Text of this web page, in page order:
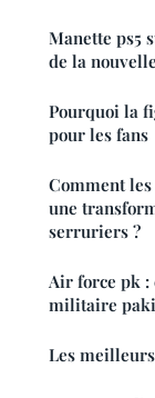
Manette ps5
de la
Pourquoi la
pour les fans
Comment
une
serruriers ?
Air force pk :
militaire
Les